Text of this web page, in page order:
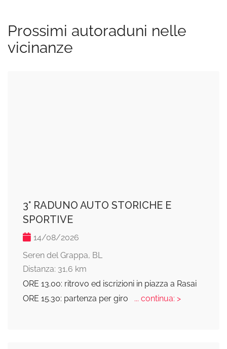
Prossimi autoraduni nelle
vicinanze
3° RADUNO AUTO STORICHE E
SPORTIVE
14/08/2026
Seren del Grappa, BL
Distanza: 31,6 km
ORE 13.00: ritrovo ed iscrizioni in piazza a Rasai
ORE 15.30: partenza per giro
... continua: >